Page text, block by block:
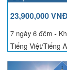
23,900,000 VNĐ
7 ngày 6 đêm -
Tiếng Việt/Tiếng